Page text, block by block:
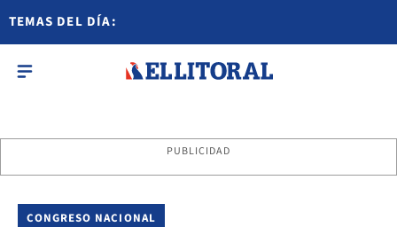
TEMAS DEL DÍA:
PUBLICIDAD
CONGRESO NACIONAL